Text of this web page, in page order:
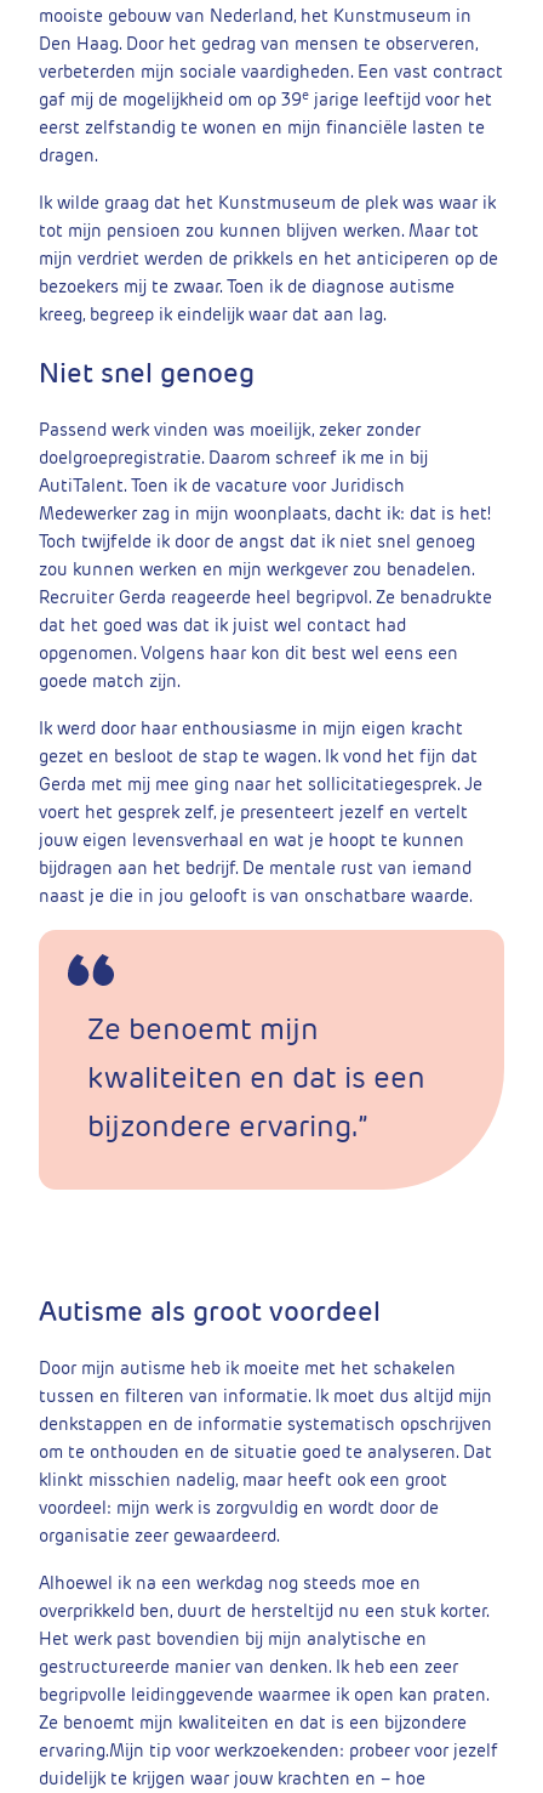
mooiste gebouw van Nederland, het Kunstmuseum in
Den Haag. Door het gedrag van mensen te observeren,
verbeterden mijn sociale vaardigheden. Een vast contract
gaf mij de mogelijkheid om op 39e jarige leeftijd voor het
eerst zelfstandig te wonen en mijn financiële lasten te
dragen.
Ik wilde graag dat het Kunstmuseum de plek was waar ik
tot mijn pensioen zou kunnen blijven werken. Maar tot
mijn verdriet werden de prikkels en het anticiperen op de
bezoekers mij te zwaar. Toen ik de diagnose autisme
kreeg, begreep ik eindelijk waar dat aan lag.
Niet snel genoeg
Passend werk vinden was moeilijk, zeker zonder
doelgroepregistratie. Daarom schreef ik me in bij
AutiTalent. Toen ik de vacature voor Juridisch
Medewerker zag in mijn woonplaats, dacht ik: dat is het!
Toch twijfelde ik door de angst dat ik niet snel genoeg
zou kunnen werken en mijn werkgever zou benadelen.
Recruiter Gerda reageerde heel begripvol. Ze benadrukte
dat het goed was dat ik juist wel contact had
opgenomen. Volgens haar kon dit best wel eens een
goede match zijn.
Ik werd door haar enthousiasme in mijn eigen kracht
gezet en besloot de stap te wagen. Ik vond het fijn dat
Gerda met mij mee ging naar het sollicitatiegesprek. Je
voert het gesprek zelf, je presenteert jezelf en vertelt
jouw eigen levensverhaal en wat je hoopt te kunnen
bijdragen aan het bedrijf. De mentale rust van iemand
naast je die in jou gelooft is van onschatbare waarde.
Ze benoemt mijn
kwaliteiten en dat is een
bijzondere ervaring.”
Autisme als groot voordeel
Door mijn autisme heb ik moeite met het schakelen
tussen en filteren van informatie. Ik moet dus altijd mijn
denkstappen en de informatie systematisch opschrijven
om te onthouden en de situatie goed te analyseren. Dat
klinkt misschien nadelig, maar heeft ook een groot
voordeel: mijn werk is zorgvuldig en wordt door de
organisatie zeer gewaardeerd.
Alhoewel ik na een werkdag nog steeds moe en
overprikkeld ben, duurt de hersteltijd nu een stuk korter.
Het werk past bovendien bij mijn analytische en
gestructureerde manier van denken. Ik heb een zeer
begripvolle leidinggevende waarmee ik open kan praten.
Ze benoemt mijn kwaliteiten en dat is een bijzondere
ervaring.Mijn tip voor werkzoekenden: probeer voor jezelf
duidelijk te krijgen waar jouw krachten en – hoe